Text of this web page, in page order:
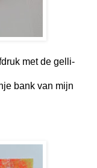
met de gelli-
bank van mijn